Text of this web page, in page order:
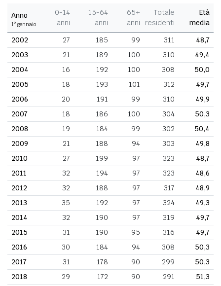
Anno
1° gennaio
0-14
anni
15-64
anni
65+
anni
Totale
residenti
Età
media
2002
27 185 99 311
48,7
2003
21 189 100 310
49,4
2004
16 192 100 308
50,0
2005
18 193 101 312
49,7
2006
20 191 99 310
49,9
2007
18 186 100 304
50,3
2008
19 184 99 302
50,4
2009
21 188 94 303
49,8
2010
27 199 97 323
48,7
2011
32 194 97 323
48,6
2012
32 188 97 317
48,9
2013
35 192 97 324
49,3
2014
32 190 97 319
49,7
2015
31 190 95 316
49,7
2016
30 184 94 308
50,3
2017
31 178 90 299
50,3
2018
29 172 90 291
51,3